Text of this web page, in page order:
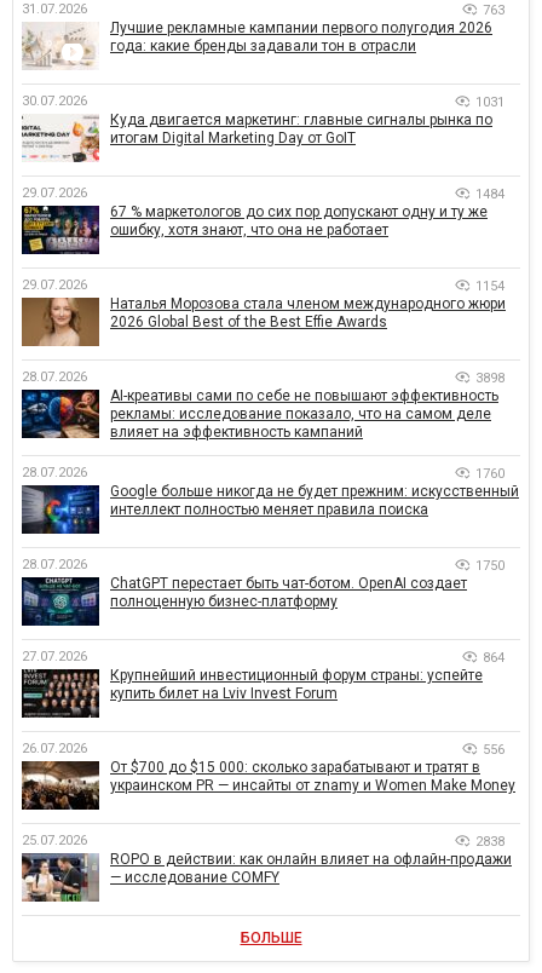
31.07.2026 763
Лучшие рекламные кампании первого полугодия 2026
года: какие бренды задавали тон в отрасли
30.07.2026 1031
Куда двигается маркетинг: главные сигналы рынка по
итогам Digital Marketing Day от GoIT
29.07.2026 1484
67 % маркетологов до сих пор допускают одну и ту же
ошибку, хотя знают, что она не работает
29.07.2026 1154
Наталья Морозова стала членом международного жюри
2026 Global Best of the Best Effie Awards
28.07.2026 3898
AI-креативы сами по себе не повышают эффективность
рекламы: исследование показало, что на самом деле
влияет на эффективность кампаний
28.07.2026 1760
Google больше никогда не будет прежним: искусственный
интеллект полностью меняет правила поиска
28.07.2026 1750
ChatGPT перестает быть чат-ботом. OpenAI создает
полноценную бизнес-платформу
27.07.2026 864
Крупнейший инвестиционный форум страны: успейте
купить билет на Lviv Invest Forum
26.07.2026 556
От $700 до $15 000: сколько зарабатывают и тратят в
украинском PR — инсайты от znamy и Women Make Money
25.07.2026 2838
ROPO в действии: как онлайн влияет на офлайн-продажи
— исследование COMFY
БОЛЬШЕ